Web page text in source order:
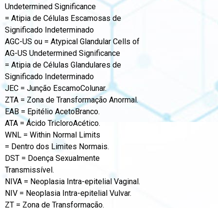
Undetermined Significance
= Atipia de Células Escamosas de
Significado Indeterminado
AGC-US ou = Atypical Glandular Cells of
AG-US Undetermined Significance
= Atipia de Células Glandulares de
Significado Indeterminado
JEC = Junção EscamoColunar.
ZTA = Zona de Transformação Anormal.
EAB = Epitélio AcetoBranco.
ATA = Ácido TricloroAcético.
WNL = Within Normal Limits
= Dentro dos Limites Normais.
DST = Doença Sexualmente
Transmissível.
NIVA = Neoplasia Intra-epitelial Vaginal.
NIV = Neoplasia Intra-epitelial Vulvar.
ZT = Zona de Transformação.